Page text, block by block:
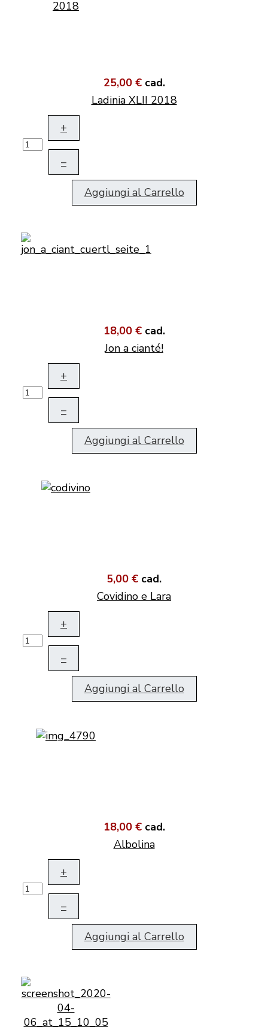
25,00 € cad.
Ladinia XLII 2018
+
–
Aggiungi al Carrello
18,00 € cad.
Jon a cianté!
+
–
Aggiungi al Carrello
5,00 € cad.
Covidino e Lara
+
–
Aggiungi al Carrello
18,00 € cad.
Albolina
+
–
Aggiungi al Carrello